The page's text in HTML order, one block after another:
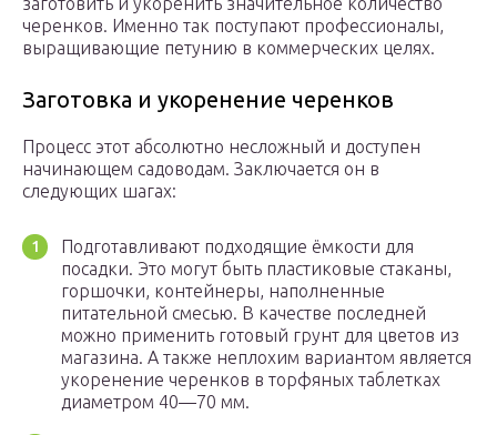
черенков. Именно так поступают профессионалы,
выращивающие петунию в коммерческих целях.
Заготовка и укоренение черенков
Процесс этот абсолютно несложный и доступен
начинающем садоводам. Заключается он в
следующих шагах:
Подготавливают подходящие ёмкости для
посадки. Это могут быть пластиковые стаканы,
горшочки, контейнеры, наполненные
питательной смесью. В качестве последней
можно применить готовый грунт для цветов из
магазина. А также неплохим вариантом является
укоренение черенков в торфяных таблетках
диаметром 40—70 мм.